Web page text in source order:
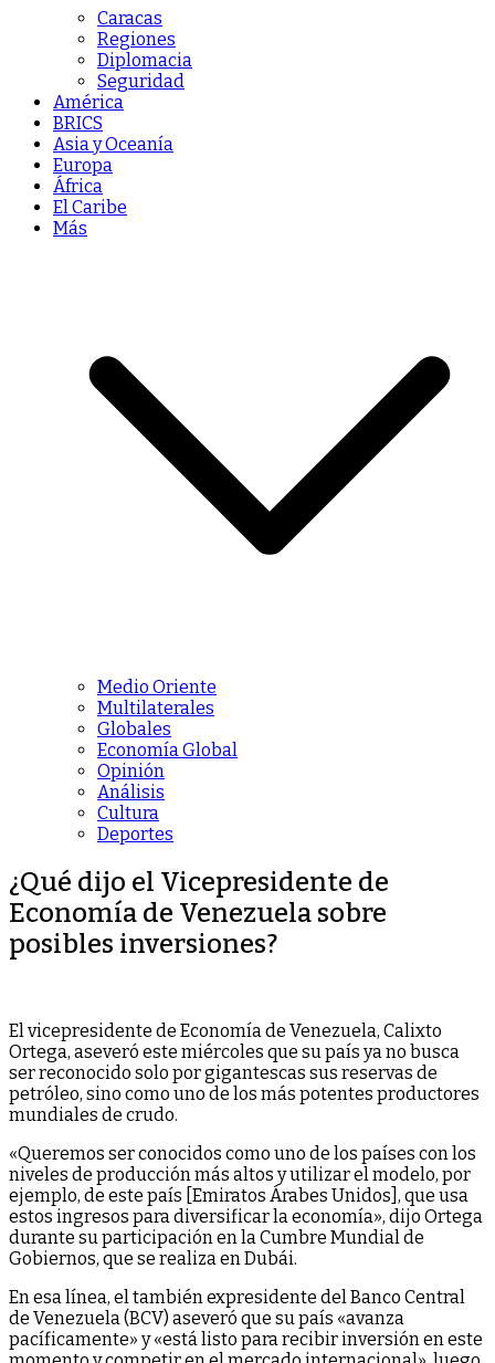
Caracas
Regiones
Diplomacia
Seguridad
América
BRICS
Asia y Oceanía
Europa
África
El Caribe
Más
Medio Oriente
Multilaterales
Globales
Economía Global
Opinión
Análisis
Cultura
Deportes
¿Qué dijo el Vicepresidente de
Economía de Venezuela sobre
posibles inversiones?
El vicepresidente de Economía de Venezuela, Calixto
Ortega, aseveró este miércoles que su país ya no busca
ser reconocido solo por gigantescas sus reservas de
petróleo, sino como uno de los más potentes productores
mundiales de crudo.
«Queremos ser conocidos como uno de los países con los
niveles de producción más altos y utilizar el modelo, por
ejemplo, de este país [Emiratos Árabes Unidos], que usa
estos ingresos para diversificar la economía», dijo Ortega
durante su participación en la Cumbre Mundial de
Gobiernos, que se realiza en Dubái.
En esa línea, el también expresidente del Banco Central
de Venezuela (BCV) aseveró que su país «avanza
pacíficamente» y «está listo para recibir inversión en este